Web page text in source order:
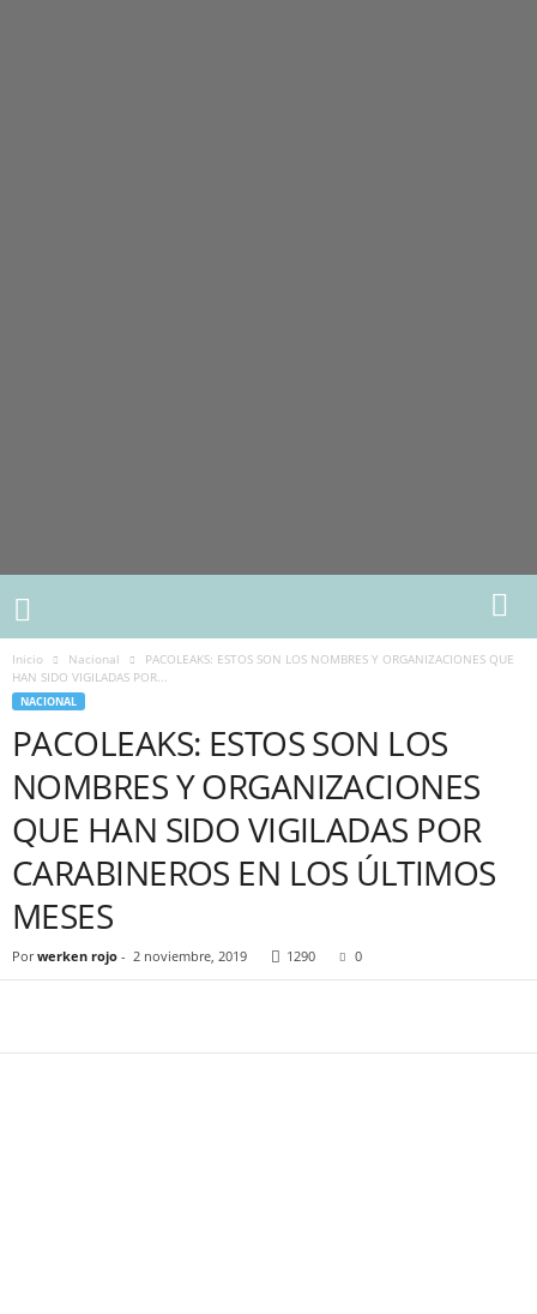
Inicio Nacional
PACOLEAKS: ESTOS SON LOS NOMBRES Y ORGANIZACIONES QUE
HAN SIDO VIGILADAS POR...
NACIONAL
PACOLEAKS: ESTOS SON LOS
NOMBRES Y ORGANIZACIONES
QUE HAN SIDO VIGILADAS POR
CARABINEROS EN LOS ÚLTIMOS
MESES
Por werken rojo - 2 noviembre, 2019 1290 0